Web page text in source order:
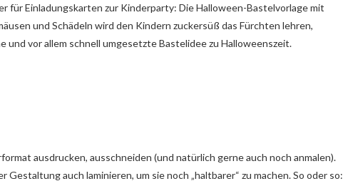
für Einladungskarten zur Kinderparty: Die Halloween-Bastelvorlage mit
und Schädeln wird den Kindern zuckersüß das Fürchten lehren,
und vor allem schnell umgesetzte Bastelidee zu Halloweenszeit.
ausdrucken, ausschneiden (und natürlich gerne auch noch anmalen).
auch laminieren, um sie noch „haltbarer“ zu machen. So oder so: